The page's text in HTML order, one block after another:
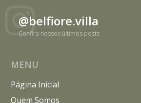
MENU
Página Inicial
Quem Somos
@belfiore.villa
Confira nossos últimos posts